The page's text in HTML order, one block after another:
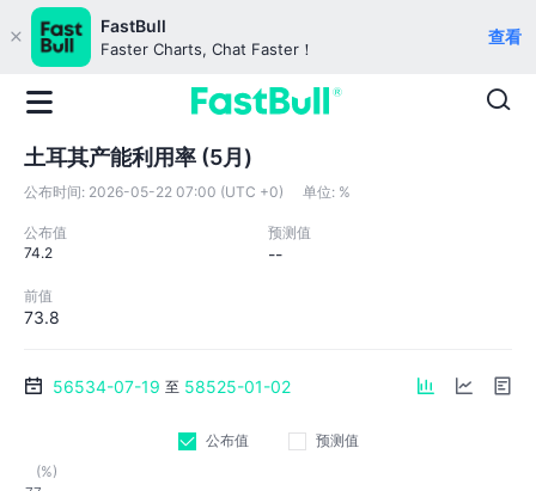
FastBull
Faster Charts, Chat Faster！
查看
土耳其产能利用率 (5月)
公布时间: 2026-05-22 07:00 (UTC +0) 单位: %
公布值
74.2
预测值
--
前值
73.8
56534-07-19 至 58525-01-02
公布值
预测值
(%)